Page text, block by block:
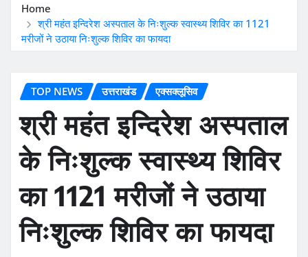
Home
श्री महंत इन्दिरेश अस्पताल के निःशुल्क स्वास्थ्य शिविर का 1121
मरीजों ने उठाया निःशुल्क शिविर का फायदा
TOP NEWS उत्तराखंड एक्सक्लूसिव
श्री महंत इन्दिरेश अस्पताल
के निःशुल्क स्वास्थ्य शिविर
का 1121 मरीजों ने उठाया
निःशुल्क शिविर का फायदा